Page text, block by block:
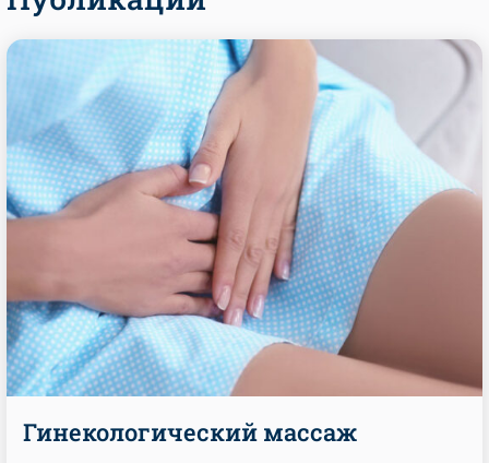
Гинекологический массаж